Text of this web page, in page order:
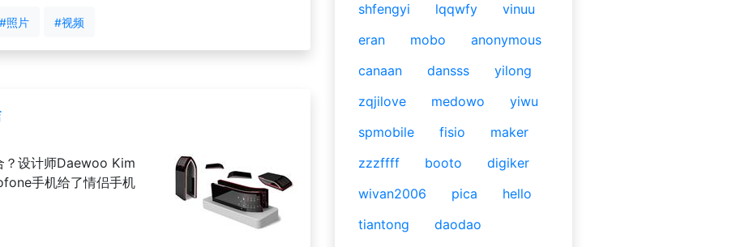
#照片 #视频
？设计师Daewoo Kim
手机给了情侣手机
shfengyi
lqqwfy
vinuu
eran
mobo
anonymous
canaan
dansss
yilong
zqjilove
medowo
yiwu
spmobile
fisio
maker
zzzffff
booto
digiker
wivan2006
pica
hello
tiantong
daodao